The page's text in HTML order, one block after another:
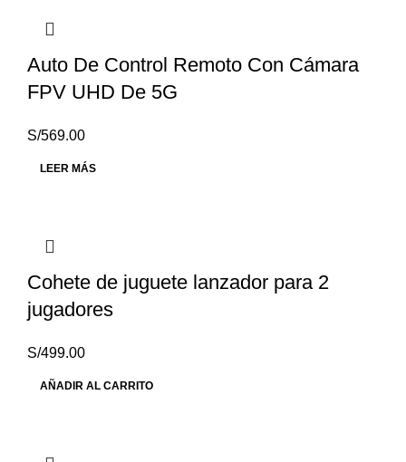
Auto De Control Remoto Con Cámara
FPV UHD De 5G
S/569.00
LEER MÁS
Cohete de juguete lanzador para 2
jugadores
S/499.00
AÑADIR AL CARRITO